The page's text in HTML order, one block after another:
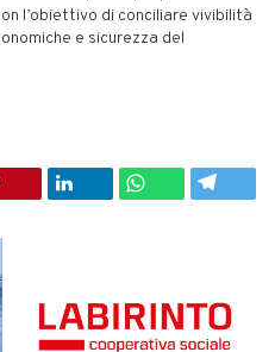
l’obiettivo di conciliare vivibilità
e sicurezza del